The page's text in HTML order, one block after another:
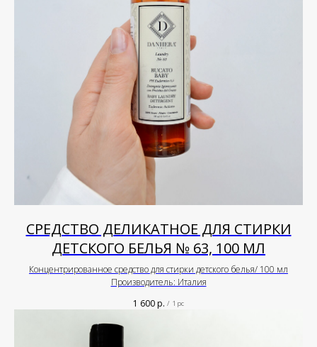
СРЕДСТВО ДЕЛИКАТНОЕ ДЛЯ СТИРКИ
ДЕТСКОГО БЕЛЬЯ № 63, 100 МЛ
Концентрированное средство для стирки детского белья/ 100 мл
Производитель: Италия
1 600р. / 1 pc